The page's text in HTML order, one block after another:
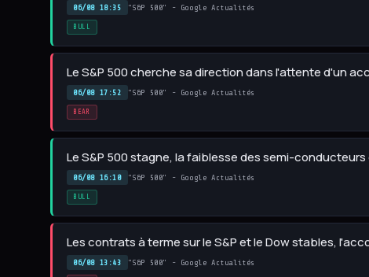
06/08 18:35 "S&P 500" - Google Actualités
BULL
Le S&P 500 cherche sa direction dans l'attente d'un
06/08 17:52 "S&P 500" - Google Actualités
BEAR
Le S&P 500 stagne, la faiblesse des semi-
06/08 16:10 "S&P 500" - Google Actualités
BULL
Les contrats à terme sur le S&P et le Dow stables,
06/08 13:43 "S&P 500" - Google Actualités